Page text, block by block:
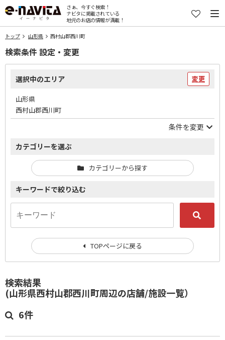
さぁ、今すぐ検索！
ナビタに掲載されている
地元のお店の情報が満載！
トップ 山形県 西村山郡西川町
検索結果
(山形県西村山郡西川町周辺の店舗/施設一覧）
6件
検索条件 設定・変更
選択中のエリア 変更
山形県
西村山郡西川町
条件を変更
カテゴリーを選ぶ
カテゴリーから探す
キーワードで絞り込む
TOPページに戻る